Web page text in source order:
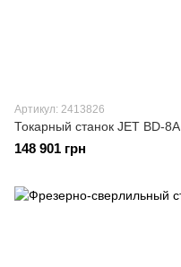
Артикул: 2413826
Токарный станок JET BD-8А
148 901 грн